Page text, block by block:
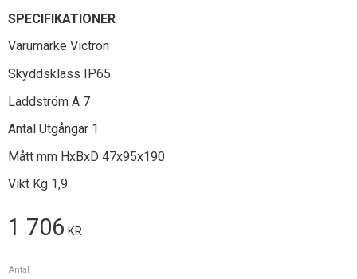
SPECIFIKATIONER
Varumärke Victron
Skyddsklass IP65
Laddström A 7
Antal Utgångar 1
Mått mm HxBxD 47x95x190
Vikt Kg 1,9
1 706 KR
Antal